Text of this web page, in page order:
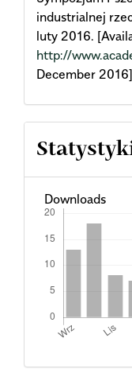
industrialnej
luty 2016.
http://
December
Downloads